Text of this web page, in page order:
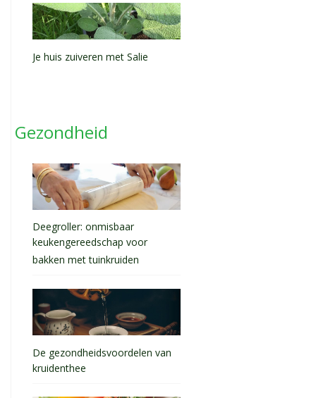
Je huis zuiveren met Salie
Gezondheid
Deegroller: onmisbaar
keukengereedschap voor
bakken met tuinkruiden
De gezondheidsvoordelen van
kruidenthee